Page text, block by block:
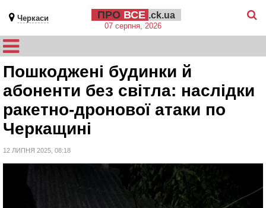
Черкаси ПРО ВСЕ .ck.ua
07 серпня, 2026
Пошкоджені будинки й
абоненти без світла: наслідки
ракетно-дронової атаки по
Черкащині
12 ЛИПНЯ 2025, 08:18